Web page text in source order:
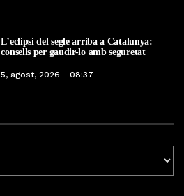
L’eclipsi del segle arriba a Catalunya:
consells per gaudir-lo amb seguretat
5, agost, 2026 - 08:37